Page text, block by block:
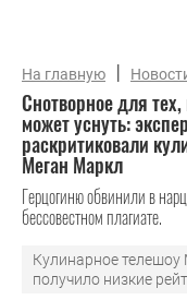
На главную |
Снотворное для
может уснуть:
раскритиковали
Меган Маркл
Герцогиню обвинили в
бессовестном плагиате.
Кулинарное
получило низкие